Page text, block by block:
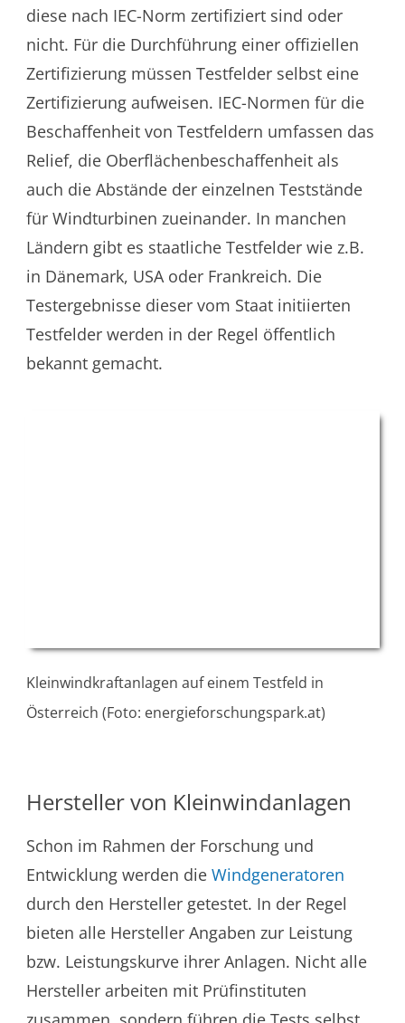
diese nach IEC-Norm zertifiziert sind oder
nicht. Für die Durchführung einer offiziellen
Zertifizierung müssen Testfelder selbst eine
Zertifizierung aufweisen. IEC-Normen für die
Beschaffenheit von Testfeldern umfassen das
Relief, die Oberflächenbeschaffenheit als
auch die Abstände der einzelnen Teststände
für Windturbinen zueinander. In manchen
Ländern gibt es staatliche Testfelder wie z.B.
in Dänemark, USA oder Frankreich. Die
Testergebnisse dieser vom Staat initiierten
Testfelder werden in der Regel öffentlich
bekannt gemacht.
Kleinwindkraftanlagen auf einem Testfeld in
Österreich (Foto: energieforschungspark.at)
Hersteller von Kleinwindanlagen
Schon im Rahmen der Forschung und
Entwicklung werden die Windgeneratoren
durch den Hersteller getestet. In der Regel
bieten alle Hersteller Angaben zur Leistung
bzw. Leistungskurve ihrer Anlagen. Nicht alle
Hersteller arbeiten mit Prüfinstituten